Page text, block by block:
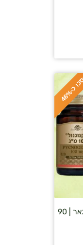
ס
כ
ו
כ
-
4
6
3 יח’ פיקנוגנול 100 מ”ג | סולגאר | 90